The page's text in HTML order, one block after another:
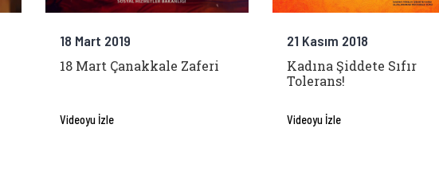
18 Mart 2019
18 Mart Çanakkale Zaferi
Videoyu İzle
21 Kasım 2018
Kadına Şiddete Sıfır
Tolerans!
Videoyu İzle